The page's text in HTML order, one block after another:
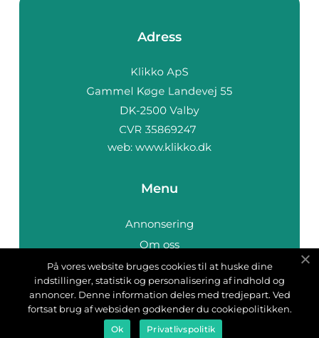
Adress
web: www.klikko.dk
Menu
Annonsering
Om oss
Cookies
Kontakta oss
Sitemap
På vores website bruges cookies til at huske dine
indstillinger, statistik og personalisering af indhold og
annoncer. Denne information deles med tredjepart. Ved
fortsat brug af websiden godkender du cookiepolitikken.
Ok Privatlivspolitik